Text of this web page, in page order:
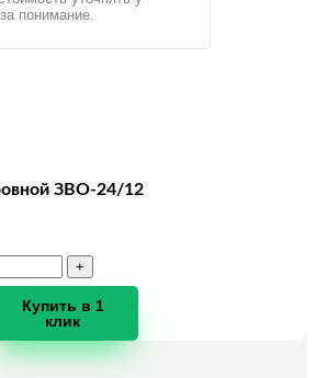
понимание.
ЗВО-24/12
Купить в 1
клик